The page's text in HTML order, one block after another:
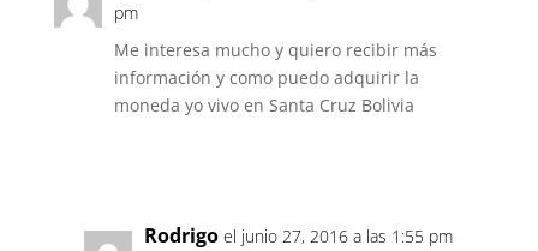
pm
Me interesa mucho y quiero recibir más
información y como puedo adquirir la
moneda yo vivo en Santa Cruz Bolivia
Rodrigo el junio 27, 2016 a las 1:55 pm